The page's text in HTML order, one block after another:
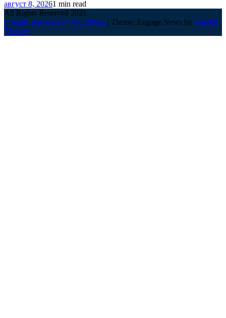
август 8, 20261 min read
All Rights Reserved 2021.
Proudly powered by WordPress | Theme: Engage News by Candid
Themes.